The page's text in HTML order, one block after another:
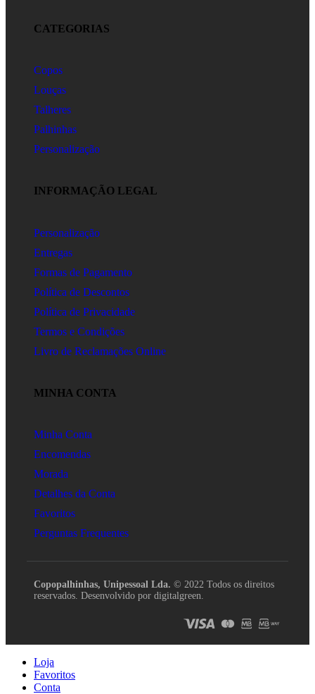
CATEGORIAS
Copos
Louças
Talheres
Palhinhas
Personalização
INFORMAÇÃO LEGAL
Personalização
Entregas
Formas de Pagamento
Política de Descontos
Política de Privacidade
Termos e Condições
Livro de Reclamações Online
MINHA CONTA
Minha Conta
Encomendas
Morada
Detalhes da Conta
Favoritos
Perguntas Frequentes
Copopalhinhas, Unipessoal Lda. © 2022 Todos os direitos
reservados. Desenvolvido por digitalgreen.
Loja
Favoritos
Conta